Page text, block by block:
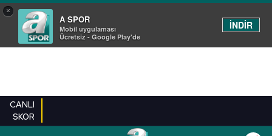
×
A SPOR
Mobil uygulaması
Ücretsiz - Google Play'de
İNDİR
CANLI
SKOR